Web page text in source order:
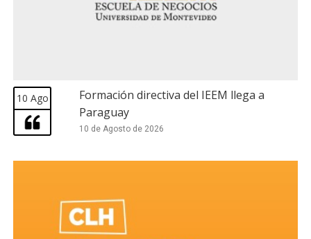
10 Ago
Formación directiva del IEEM llega a
Paraguay
10 de Agosto de 2026